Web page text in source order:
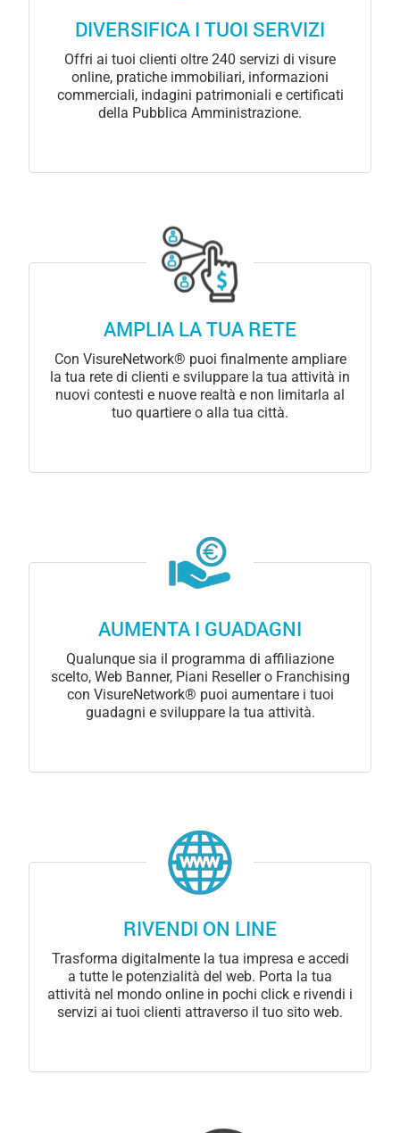
DIVERSIFICA I TUOI SERVIZI
Offri ai tuoi clienti oltre 240 servizi di visure
online, pratiche immobiliari, informazioni
commerciali, indagini patrimoniali e certificati
della Pubblica Amministrazione.
AMPLIA LA TUA RETE
Con VisureNetwork® puoi finalmente ampliare
la tua rete di clienti e sviluppare la tua attività in
nuovi contesti e nuove realtà e non limitarla al
tuo quartiere o alla tua città.
AUMENTA I GUADAGNI
Qualunque sia il programma di affiliazione
scelto, Web Banner, Piani Reseller o Franchising
con VisureNetwork® puoi aumentare i tuoi
guadagni e sviluppare la tua attività.
RIVENDI ON LINE
Trasforma digitalmente la tua impresa e accedi
a tutte le potenzialità del web. Porta la tua
attività nel mondo online in pochi click e rivendi i
servizi ai tuoi clienti attraverso il tuo sito web.